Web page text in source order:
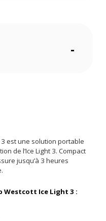
-
3 est une solution portable
de l’Ice Light 3. Compact
jusqu’à 3 heures
Westcott Ice Light 3 :